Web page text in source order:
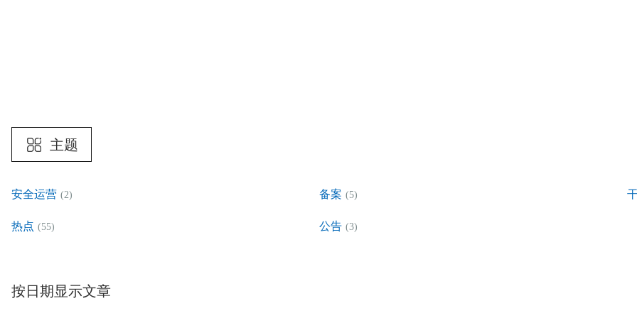
主题
安全运营 (2) 备案 (5)
热点 (55) 公告(3)
按日期显示文章